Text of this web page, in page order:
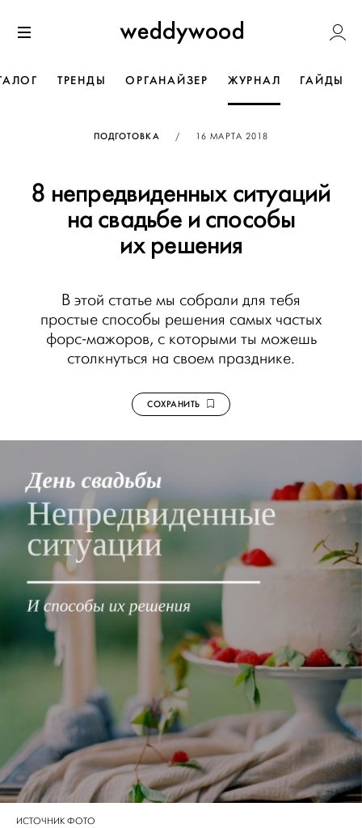
к содержанию
Weddywood
ТРЕНДЫ ОРГАНАЙЗЕР ЖУРНАЛ ГАЙДЫ
ПОДГОТОВКА / ОПУБЛИКОВАНО
16 МАРТА 2018
8 непредвиденных ситуаций
на свадьбе и способы
их решения
В этой статье мы собрали для тебя
простые способы решения самых частых
форс-мажоров, с которыми ты можешь
столкнуться на своем празднике.
СОХРАНИТЬ
ИСТОЧНИК ФОТО